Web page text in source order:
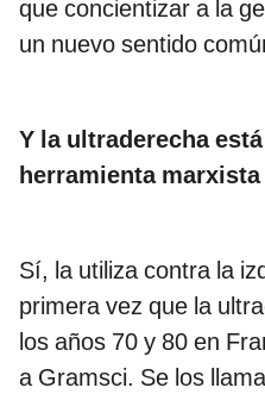
que concientizar a la
un nuevo sentido
Y la ultraderecha
herramienta marxista
Sí, la utiliza contra la
primera vez que la
los años 70 y 80 en
a Gramsci. Se los